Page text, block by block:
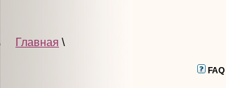
Главная \
FAQ